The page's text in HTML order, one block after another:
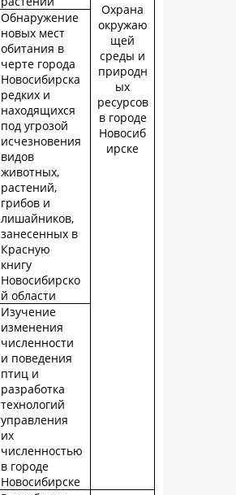
Охрана
окружаю
щей
среды и
природн
ых
ресурсов
в городе
Новосиб
ирске
Обнаружение
новых мест
обитания в
черте города
Новосибирска
редких и
находящихся
под угрозой
исчезновения
видов
животных,
растений,
грибов и
лишайников,
занесенных в
Красную
книгу
Новосибирско
й области
Изучение
изменения
численности
и поведения
птиц и
разработка
технологий
управления
их
численностью
в городе
Новосибирске